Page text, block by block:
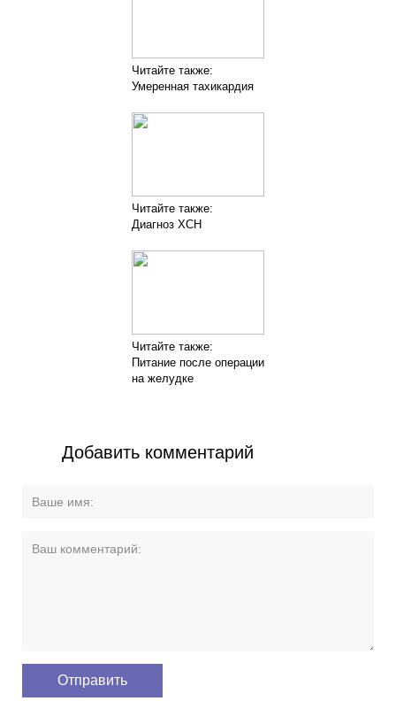
Читайте также:
Умеренная тахикардия
Читайте также:
Диагноз ХСН
Читайте также:
Питание после операции
на желудке
Добавить комментарий